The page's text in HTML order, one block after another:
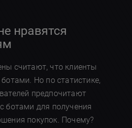
нравятся
считают, что клиенты
Но по статистике,
предпочитают
ботами для получения
покупок. Почему?